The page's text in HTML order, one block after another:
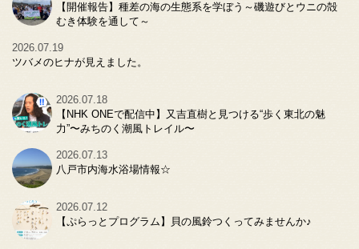
【開催報告】種差の海の生態系を学ぼう～磯遊びとウニの殻
むき体験を通して～
2026.07.19
ツバメのヒナが見えました。
2026.07.18
【NHK ONEで配信中】又吉直樹と見つける“歩く東北の魅
力”〜みちのく潮風トレイル〜
2026.07.13
八戸市内海水浴場情報☆
2026.07.12
【ぷらっとプログラム】貝の風鈴つくってみませんか♪